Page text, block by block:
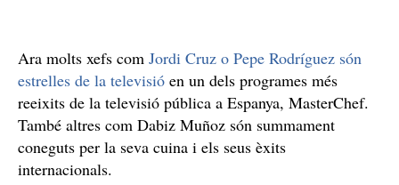
Ara molts xefs com Jordi Cruz o Pepe Rodríguez són
estrelles de la televisió en un dels programes més
reeixits de la televisió pública a Espanya, MasterChef.
També altres com Dabiz Muñoz són summament
coneguts per la seva cuina i els seus èxits
internacionals.